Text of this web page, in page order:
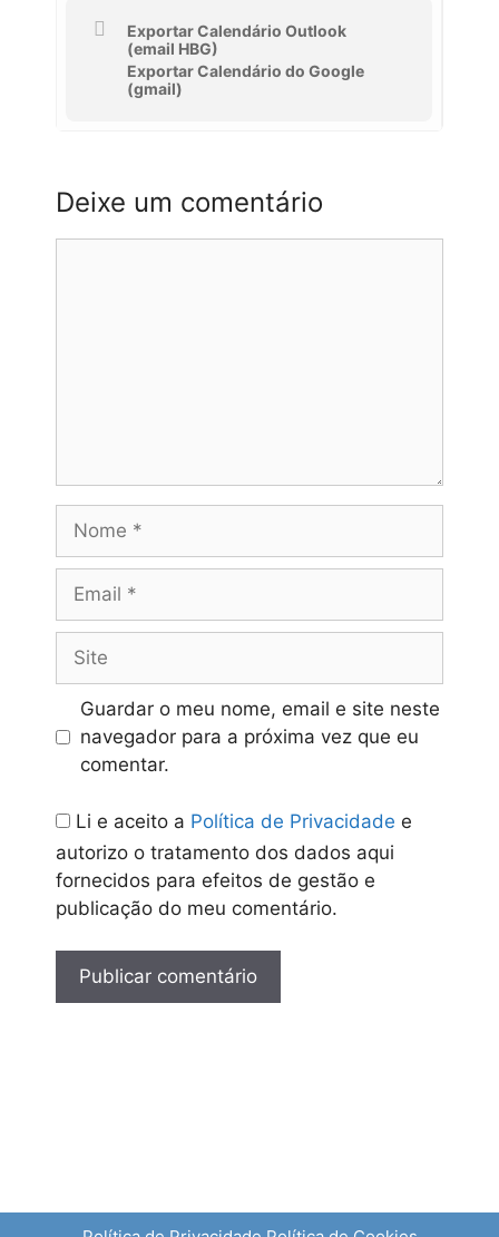
Exportar Calendário Outlook
(email HBG)
Exportar Calendário do Google
(gmail)
Deixe um comentário
Nome
Email
Site
Guardar o meu nome, email e site neste
navegador para a próxima vez que eu
comentar.
Li e aceito a Política de Privacidade e
autorizo o tratamento dos dados aqui
fornecidos para efeitos de gestão e
publicação do meu comentário.